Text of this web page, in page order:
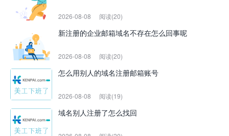
2026-08-08 阅读(20)
新注册的企业邮箱域名不存在怎么回事呢
2026-08-08 阅读(20)
怎么用别人的域名注册邮箱账号
2026-08-08 阅读(19)
域名别人注册了怎么找回